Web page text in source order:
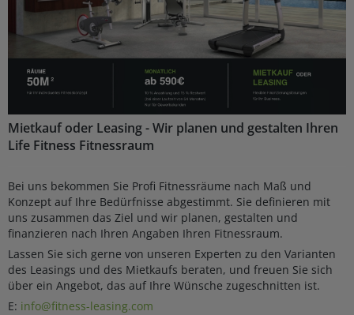
Mietkauf oder Leasing - Wir planen und gestalten Ihren
Life Fitness Fitnessraum
Bei uns bekommen Sie Profi Fitnessräume nach Maß und
Konzept auf Ihre Bedürfnisse abgestimmt. Sie definieren mit
uns zusammen das Ziel und wir planen, gestalten und
finanzieren nach Ihren Angaben Ihren Fitnessraum.
Lassen Sie sich gerne von unseren Experten zu den Varianten
des Leasings und des Mietkaufs beraten, und freuen Sie sich
über ein Angebot, das auf Ihre Wünsche zugeschnitten ist.
E: info@fitness-leasing.com